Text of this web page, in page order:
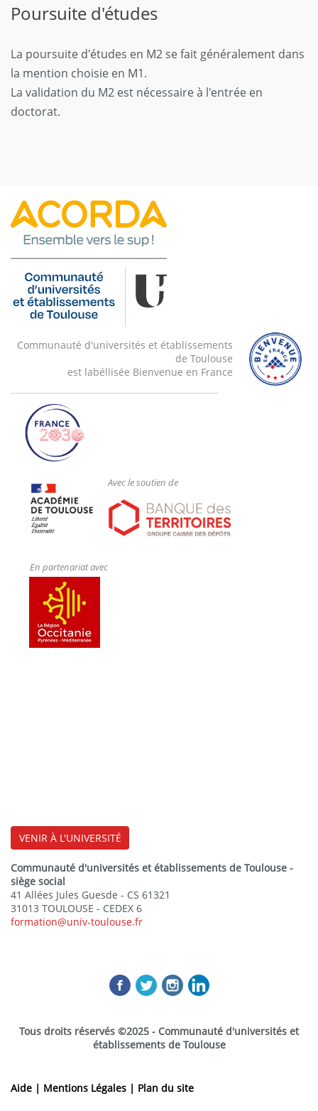
Poursuite d'études
La poursuite d'études en M2 se fait généralement dans
la mention choisie en M1.
La validation du M2 est nécessaire à l'entrée en
doctorat.
Communauté d'universités et établissements
de Toulouse
est labéllisée Bienvenue en France
Avec le soutien de
En partenariat avec
VENIR À L'UNIVERSITÉ
Communauté d'universités et établissements de Toulouse -
siège social
41 Allées Jules Guesde - CS 61321
31013 TOULOUSE - CEDEX 6
formation@univ-toulouse.fr
Tous droits réservés ©2025 - Communauté d'universités et
établissements de Toulouse
Aide | Mentions Légales | Plan du site